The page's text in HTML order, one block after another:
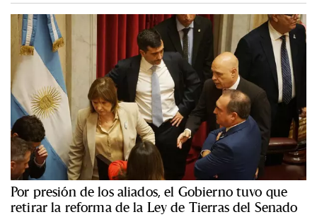
Por presión de los aliados, el Gobierno tuvo que
retirar la reforma de la Ley de Tierras del Senado